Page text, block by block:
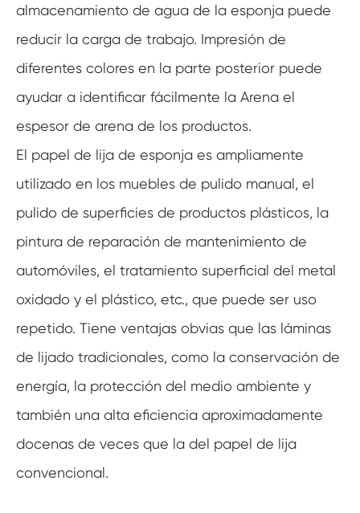
almacenamiento de agua de la esponja puede
reducir la carga de trabajo. Impresión de
diferentes colores en la parte posterior puede
ayudar a identificar fácilmente la Arena el
espesor de arena de los productos.
El papel de lija de esponja es ampliamente
utilizado en los muebles de pulido manual, el
pulido de superficies de productos plásticos, la
pintura de reparación de mantenimiento de
automóviles, el tratamiento superficial del metal
oxidado y el plástico, etc., que puede ser uso
repetido. Tiene ventajas obvias que las láminas
de lijado tradicionales, como la conservación de
energía, la protección del medio ambiente y
también una alta eficiencia aproximadamente
docenas de veces que la del papel de lija
convencional.